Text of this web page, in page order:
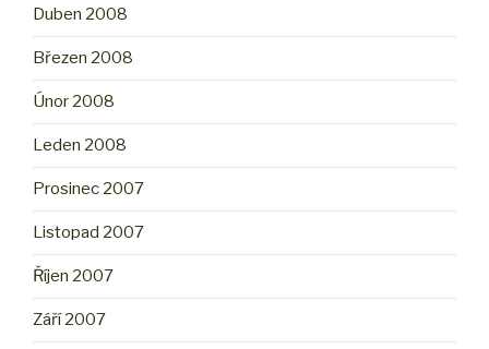
Duben 2008
Březen 2008
Únor 2008
Leden 2008
Prosinec 2007
Listopad 2007
Říjen 2007
Září 2007